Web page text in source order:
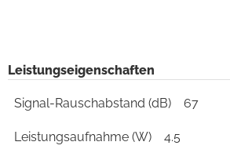
Leistungseigenschaften
Signal-Rauschabstand (dB) 67
Leistungsaufnahme (W) 4.5